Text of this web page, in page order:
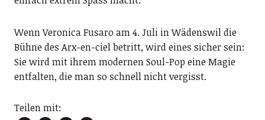
Wenn Veronica Fusaro am 4. Juli in Wädenswil die
Bühne des Arx-en-ciel betritt, wird eines sicher sein:
Sie wird mit ihrem modernen Soul-Pop eine Magie
entfalten, die man so schnell nicht vergisst.
Teilen mit: